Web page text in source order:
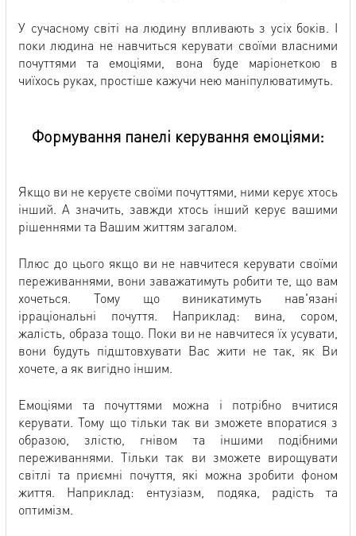
У сучасному світі на людину впливають з усіх боків. І
поки людина не навчиться керувати своїми власними
почуттями та емоціями, вона буде маріонеткою в
чиїхось руках, простіше кажучи нею маніпулюватимуть.
Формування панелі керування емоціями:
Якщо ви не керуєте своїми почуттями, ними керує хтось
інший. А значить, завжди хтось інший керує вашими
рішеннями та Вашим життям загалом.
Плюс до цього якщо ви не навчитеся керувати своїми
переживаннями, вони заважатимуть робити те, що вам
хочеться. Тому що виникатимуть нав'язані
ірраціональні почуття. Наприклад: вина, сором,
жалість, образа тощо. Поки ви не навчитеся їх усувати,
вони будуть підштовхувати Вас жити не так, як Ви
хочете, а як вигідно іншим.
Емоціями та почуттями можна і потрібно вчитися
керувати. Тому що тільки так ви зможете впоратися з
образою, злістю, гнівом та іншими подібними
переживаннями. Тільки так ви зможете вирощувати
світлі та приємні почуття, які можна зробити фоном
життя. Наприклад: ентузіазм, подяка, радість та
оптимізм.